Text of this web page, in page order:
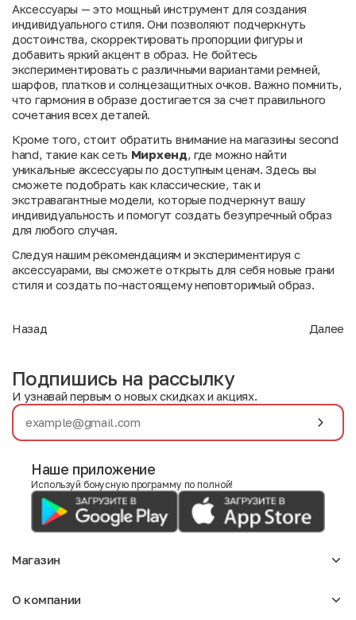
Аксессуары — это мощный инструмент для создания
индивидуального стиля. Они позволяют подчеркнуть
достоинства, скорректировать пропорции фигуры и
добавить яркий акцент в образ. Не бойтесь
экспериментировать с различными вариантами ремней,
шарфов, платков и солнцезащитных очков. Важно помнить,
что гармония в образе достигается за счет правильного
сочетания всех деталей.
Кроме того, стоит обратить внимание на магазины second
hand, такие как сеть Мирхенд, где можно найти
уникальные аксессуары по доступным ценам. Здесь вы
сможете подобрать как классические, так и
экстравагантные модели, которые подчеркнут вашу
индивидуальность и помогут создать безупречный образ
для любого случая.
Следуя нашим рекомендациям и экспериментируя с
аксессуарами, вы сможете открыть для себя новые грани
стиля и создать по-настоящему неповторимый образ.
Назад Далее
Подпишись на рассылку
И узнавай первым о новых скидках и акциях.
Наше приложение
Используй бонусную программу по полной!
Магазин
Для девочек
О компании